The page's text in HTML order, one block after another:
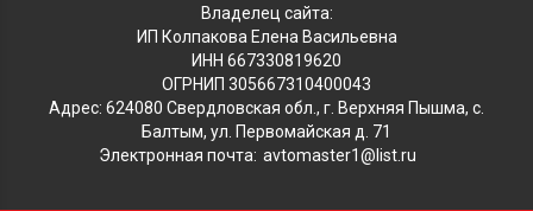
Владелец сайта:
ИП Колпакова Елена Васильевна
ИНН 667330819620
ОГРНИП 305667310400043
Адрес: 624080 Свердловская обл., г. Верхняя Пышма, с.
Балтым, ул. Первомайская д. 71
Электронная почта: avtomaster1@list.ru